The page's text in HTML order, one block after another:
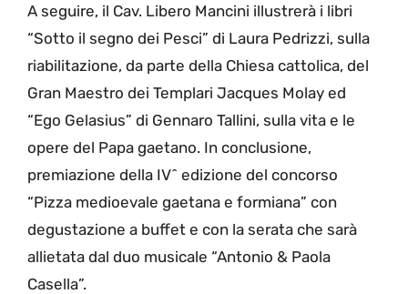
A seguire, il Cav. Libero Mancini illustrerà i libri
“Sotto il segno dei Pesci” di Laura Pedrizzi, sulla
riabilitazione, da parte della Chiesa cattolica, del
Gran Maestro dei Templari Jacques Molay ed
“Ego Gelasius” di Gennaro Tallini, sulla vita e le
opere del Papa gaetano. In conclusione,
premiazione della IV^ edizione del concorso
“Pizza medioevale gaetana e formiana” con
degustazione a buffet e con la serata che sarà
allietata dal duo musicale “Antonio & Paola
Casella”.